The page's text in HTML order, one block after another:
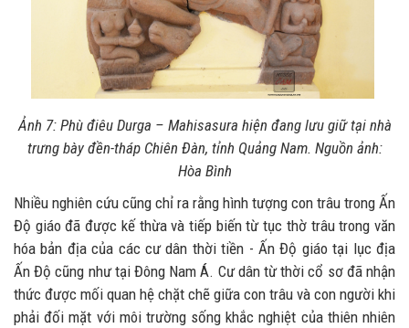
Ảnh 7: Phù điêu Durga – Mahisasura hiện đang lưu giữ tại nhà
trưng bày đền-tháp Chiên Đàn, tỉnh Quảng Nam. Nguồn ảnh:
Hòa Bình
Nhiều nghiên cứu cũng chỉ ra rằng hình tượng con trâu trong Ấn
Độ giáo đã được kế thừa và tiếp biến từ tục thờ trâu trong văn
hóa bản địa của các cư dân thời tiền - Ấn Độ giáo tại lục địa
Ấn Độ cũng như tại Đông Nam Á. Cư dân từ thời cổ sơ đã nhận
thức được mối quan hệ chặt chẽ giữa con trâu và con người khi
phải đối mặt với môi trường sống khắc nghiệt của thiên nhiên